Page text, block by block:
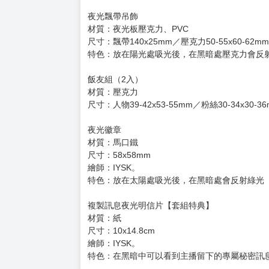
夜光飄帶吊飾
材質：夜光板壓克力、PVC
尺寸：飄帶140x25mm／壓克力50-55x60-62mm
特色：放在陽光處吸光後，在黑暗處壓克力會反
飯友組（2入）
材質：壓克力
尺寸：人物39-42x53-55mm／粉絲30-34x30-
夜光徽章
材質：馬口鐵
尺寸：58x58mm
繪師：IYSK。
特色：放在太陽處吸光後，在黑暗處會反射綠光
複製訊息夜光明信片【套組特典】
材質：紙
尺寸：10x14.8cm
繪師：IYSK。
特色：在黑暗中可以看到主播留下的專屬秘密訊